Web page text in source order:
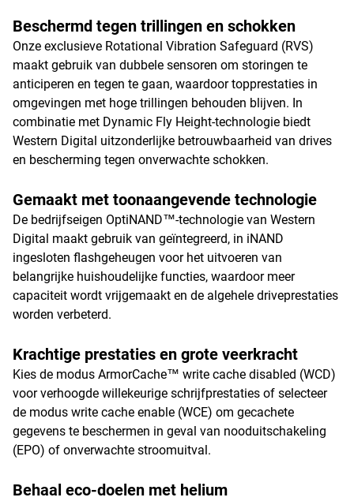
Beschermd tegen trillingen en schokken
Onze exclusieve Rotational Vibration Safeguard (RVS)
maakt gebruik van dubbele sensoren om storingen te
anticiperen en tegen te gaan, waardoor topprestaties in
omgevingen met hoge trillingen behouden blijven. In
combinatie met Dynamic Fly Height-technologie biedt
Western Digital uitzonderlijke betrouwbaarheid van drives
en bescherming tegen onverwachte schokken.
Gemaakt met toonaangevende technologie
De bedrijfseigen OptiNAND™-technologie van Western
Digital maakt gebruik van geïntegreerd, in iNAND
ingesloten flashgeheugen voor het uitvoeren van
belangrijke huishoudelijke functies, waardoor meer
capaciteit wordt vrijgemaakt en de algehele driveprestaties
worden verbeterd.
Krachtige prestaties en grote veerkracht
Kies de modus ArmorCache™ write cache disabled (WCD)
voor verhoogde willekeurige schrijfprestaties of selecteer
de modus write cache enable (WCE) om gecachete
gegevens te beschermen in geval van nooduitschakeling
(EPO) of onverwachte stroomuitval.
Behaal eco-doelen met helium